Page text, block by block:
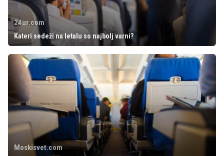
24ur.com
Kateri sedeži na letalu so najbolj varni?
Moskisvet.com